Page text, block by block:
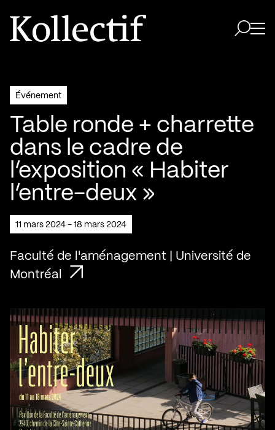
Aller à la page d'accueil
Logo Kollectif
Événement
Table ronde + charrette
dans le cadre de
l’exposition « Habiter
l’entre-deux »
11 mars 2024 - 18 mars 2024
Faculté de l'aménagement | Université de
Montréal